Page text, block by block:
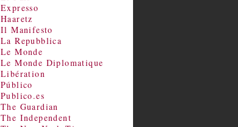
Expresso
Haaretz
Il Manifesto
La Repubblica
Le Monde
Le Monde Diplomatique
Libération
Público
Publico.es
The Guardian
The Independent